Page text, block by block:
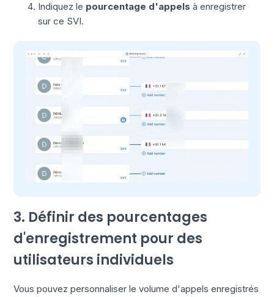
Indiquez le pourcentage d'appels à enregistrer
sur ce SVI.
3. Définir des pourcentages
d'enregistrement pour des
utilisateurs individuels
Vous pouvez personnaliser le volume d'appels enregistrés